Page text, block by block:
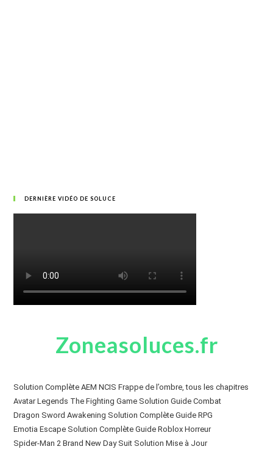
DERNIÈRE VIDÉO DE SOLUCE
Zoneasoluces.fr
Solution Complète AEM NCIS Frappe de l’ombre, tous les chapitres
Avatar Legends The Fighting Game Solution Guide Combat
Dragon Sword Awakening Solution Complète Guide RPG
Emotia Escape Solution Complète Guide Roblox Horreur
Spider-Man 2 Brand New Day Suit Solution Mise à Jour